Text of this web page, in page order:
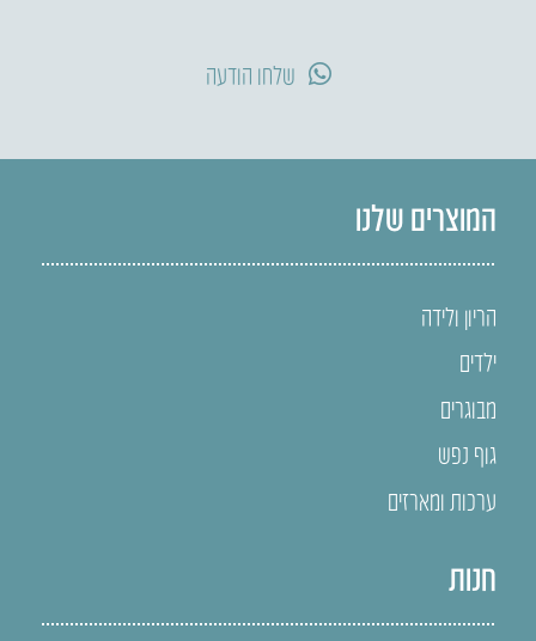
שלחו הודעה
המוצרים שלנו
הריון ולידה
ילדים
מבוגרים
גוף נפש
ערכות ומארזים
חנות